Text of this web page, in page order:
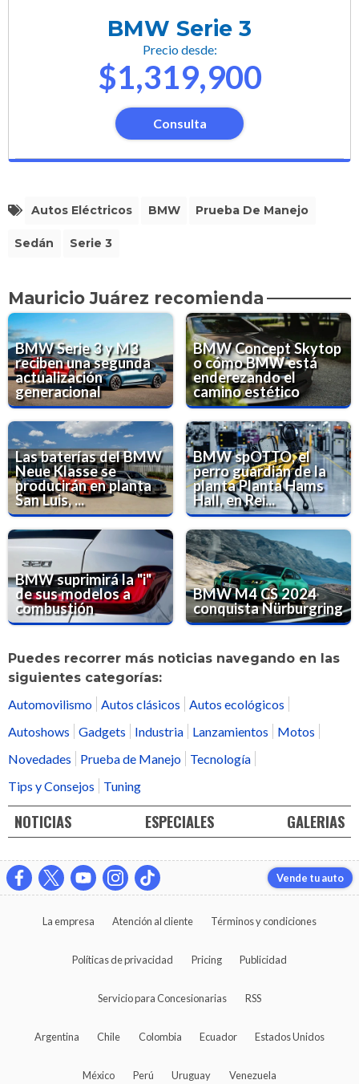
BMW Serie 3
Precio desde:
$1,319,900
Consulta
Autos Eléctricos BMW Prueba De Manejo
Sedán Serie 3
Mauricio Juárez recomienda
BMW Serie 3 y M3
reciben una segunda
actualización
generacional
BMW Concept Skytop
o cómo BMW está
enderezando el
camino estético
Las baterías del BMW
Neue Klasse se
producirán en planta
San Luis, ...
BMW spOTTO, el
perro guardián de la
planta Planta Hams
Hall, en Rei...
BMW suprimirá la "i"
de sus modelos a
combustión
BMW M4 CS 2024
conquista Nürburgring
Puedes recorrer más noticias navegando en las
siguientes categorías:
Automovilismo Autos clásicos
Autos ecológicos
Autoshows
Gadgets Industria Lanzamientos
Motos
Novedades
Prueba de Manejo
Tecnología
Tips y Consejos
Tuning
NOTICIAS ESPECIALES GALERIAS
Vende tu auto
La empresa Atención al cliente Términos y condiciones
Políticas de privacidad Pricing Publicidad
Servicio para Concesionarias RSS
Argentina Chile Colombia Ecuador Estados Unidos
México Perú Uruguay Venezuela